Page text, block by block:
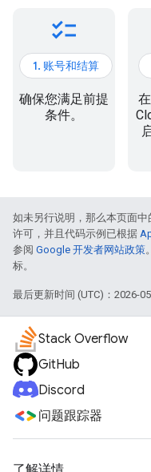
checklist
1. 账号和结算
确保您满足前提
条件。
如未另行说明，那么本页面中
许可，并且代码示例已根据
参阅 Google 开发者网站政策
标。
最后更新时间 (UTC)：2026-
Stack Overflow
GitHub
Discord
问题跟踪器